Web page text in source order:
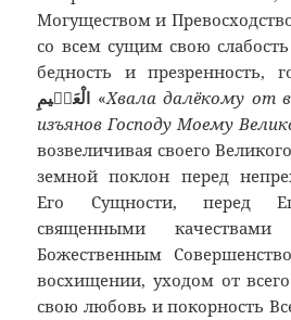
Могуществом и
со всем сущим свою
бедность и презренность,
الْعَظٖيمِ «Хвала далёкому от
изъянов Господу Моему
возвеличивая своего
земной поклон перед
Его Сущности, перед
священными
Божественным
восхищении, уходом от
свою любовь и покорность